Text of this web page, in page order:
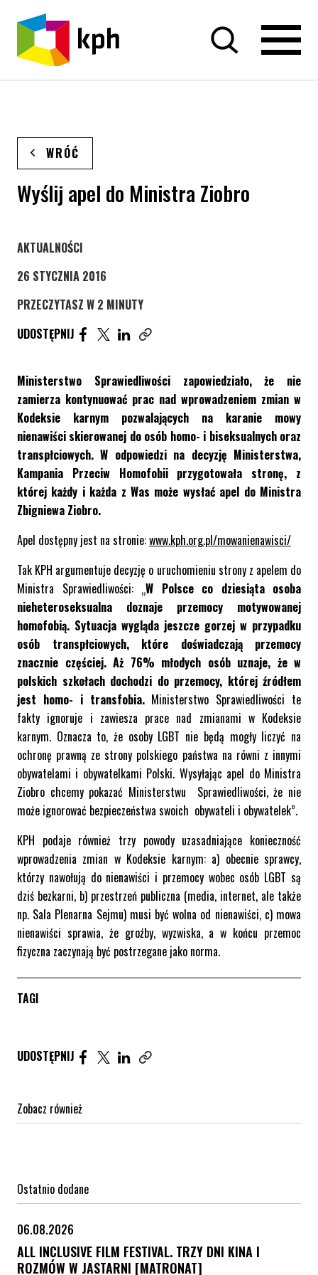
PRZEJDŹ DO TREŚCI
WRÓĆ
Wyślij apel do Ministra Ziobro
STRONA KATEGORII WPISÓW
AKTUALNOŚCI
26 STYCZNIA 2016
PRZECZYTASZ W 2 MINUTY
UDOSTĘPNIJ
UDOSTĘPNIJ ARTYKUŁ NA FACEBOOK. STRONA
UDOSTĘPNIJ ARTYKUŁ NA TWITTER.
UDOSTĘPNIJ ARTYKUŁ NA LINKEDIN.
Ministerstwo Sprawiedliwości zapowiedziało, że nie
zamierza kontynuować prac nad wprowadzeniem zmian w
Kodeksie karnym pozwalających na karanie mowy
nienawiści skierowanej do osób homo- i biseksualnych oraz
transpłciowych. W odpowiedzi na decyzję Ministerstwa,
Kampania Przeciw Homofobii przygotowała stronę, z
której każdy i każda z Was może wysłać apel do Ministra
Zbigniewa Ziobro.
Apel dostępny jest na stronie:www.kph.org.pl/mowanienawisci/
Tak KPH argumentuje decyzję o uruchomieniu strony z apelem do
Ministra Sprawiedliwości: „W Polsce co dziesiąta osoba
nieheteroseksualna doznaje przemocy motywowanej
homofobią. Sytuacja wygląda jeszcze gorzej w przypadku
osób transpłciowych, które doświadczają przemocy
znacznie częściej. Aż 76% młodych osób uznaje, że w
polskich szkołach dochodzi do przemocy, której źródłem
jest homo- i transfobia.Ministerstwo Sprawiedliwości te
fakty ignoruje i zawiesza prace nad zmianami w Kodeksie
karnym. Oznacza to, że osoby LGBT nie będą mogły liczyć na
ochronę prawną ze strony polskiego państwa na równi z innymi
obywatelami i obywatelkami Polski. Wysyłając apel do Ministra
Ziobro chcemy pokazać Ministerstwu Sprawiedliwości, że nie
może ignorować bezpieczeństwa swoich obywateli i obywatelek”.
KPH podaje również trzy powody uzasadniające konieczność
wprowadzenia zmian w Kodeksie karnym: a) obecnie sprawcy,
którzy nawołują do nienawiści i przemocy wobec osób LGBT są
dziś bezkarni, b) przestrzeń publiczna (media, internet, ale także
np. Sala Plenarna Sejmu) musi być wolna od nienawiści, c) mowa
nienawiści sprawia, że groźby, wyzwiska, a w końcu przemoc
fizyczna zaczynają być postrzegane jako norma.
TAGI
UDOSTĘPNIJ Udostępnij artykuł na Facebook. Strona otwiera się
Udostępnij artykuł na Twitter. Strona otwiera
Udostępnij artykuł na Linkedin. Strona
Zobacz również
Ostatnio dodane
06.08.2026
ALL INCLUSIVE FILM FESTIVAL. TRZY DNI KINA I
ROZMÓW W JASTARNI [MATRONAT]